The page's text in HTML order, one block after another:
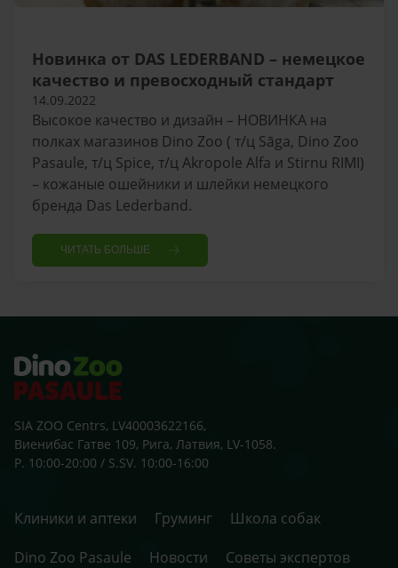
Новинка от DAS LEDERBAND – немецкое
качество и превосходный стандарт
14.09.2022
Высокое качество и дизайн – НОВИНКА на
полках магазинов Dino Zoo ( т/ц Sāgа, Dino Zoo
Pasaulе, т/ц Spicе, т/ц Akropole Alfа и Stirnu RIMI)
– кожаные ошейники и шлейки немецкого
бренда Das Lederband.
ЧИТАТЬ БОЛЬШЕ
SIA ZOO Centrs, LV40003622166,
Виенибас Гатве 109, Рига, Латвия, LV-1058.
P. 10:00-20:00 / S.SV. 10:00-16:00
Клиники и аптеки Груминг
Школа собак
Dino Zoo Pasaule
Новости Советы экспертов